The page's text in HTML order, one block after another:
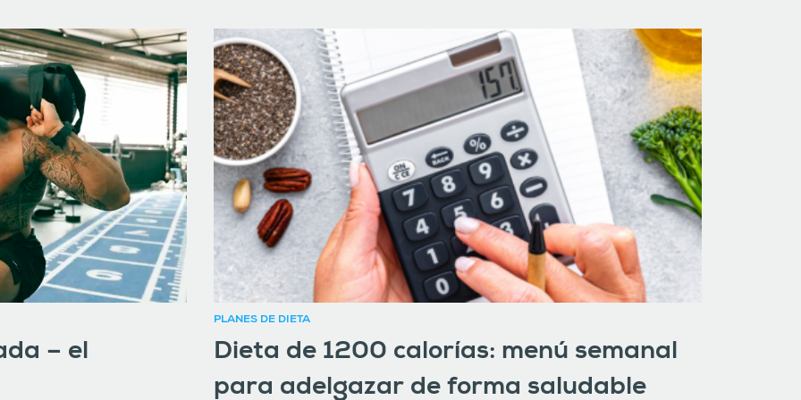
– el
PLANES DE DIETA
Dieta de 1200 calorías: menú semanal
para adelgazar de forma saludable